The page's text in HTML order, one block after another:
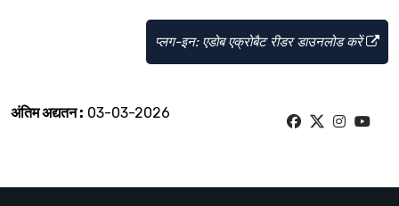
प्लग-इन: एडोब एक्रोबैट रीडर डाउनलोड करें
अंतिम अद्यतन : 03-03-2026